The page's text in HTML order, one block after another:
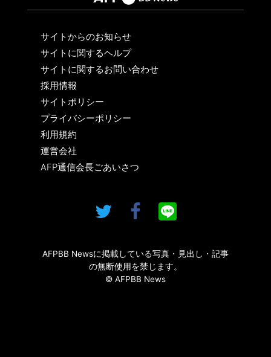
サイトからのお知らせ
サイトに関するヘルプ
サイトに関するお問い合わせ
採用情報
サイトポリシー
プライバシーポリシー
利用規約
運営会社
AFP通信会長ごあいさつ
AFPBB Newsに掲載している写真・見出し・記事
の無断使用を禁じます。
© AFPBB News